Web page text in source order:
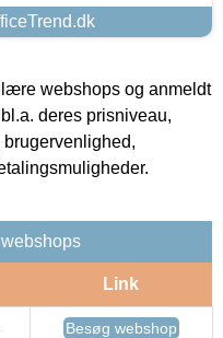
webshops og anmeldt
deres prisniveau,
Link
Besøg webshop